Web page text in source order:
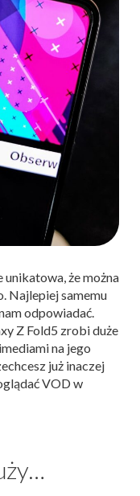
że można
Najlepiej samemu
odpowiadać.
Z Fold5 zrobi duże
na jego
już inaczej
VOD w